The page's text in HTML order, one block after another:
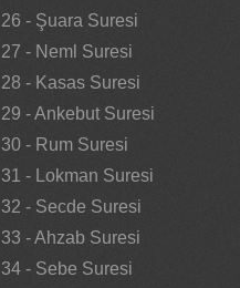
26 - Şuara Suresi
27 - Neml Suresi
28 - Kasas Suresi
29 - Ankebut Suresi
30 - Rum Suresi
31 - Lokman Suresi
32 - Secde Suresi
33 - Ahzab Suresi
34 - Sebe Suresi